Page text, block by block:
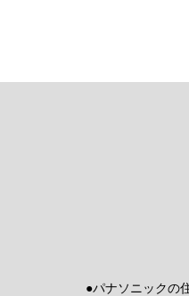
●パナソニックの